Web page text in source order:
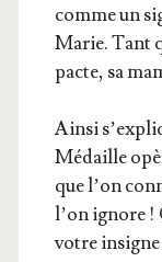
comme un
Marie. Tant
pacte, sa
Ain­si
Médaille
que l’on
l’on ignore !
votre